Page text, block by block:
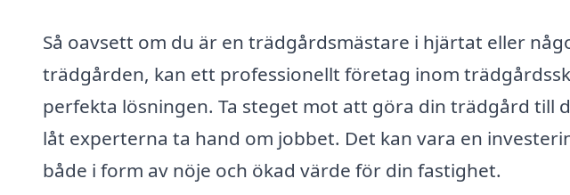
Så oavsett om du är en trädgårdsmästare i hjärtat eller
trädgården, kan ett professionellt företag inom
perfekta lösningen. Ta steget mot att göra din trädgård till
låt experterna ta hand om jobbet. Det kan vara en
både i form av nöje och ökad värde för din fastighet.